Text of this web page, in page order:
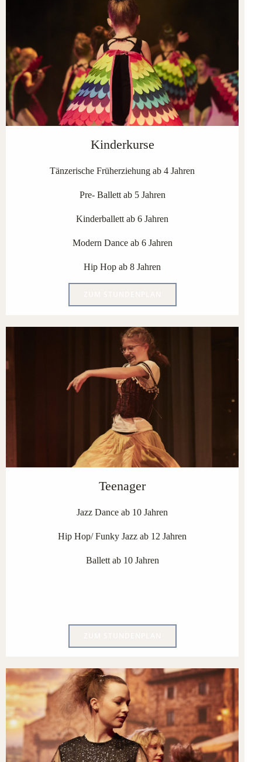
Kinderkurse
Tänzerische Früherziehung ab 4 Jahren
Pre- Ballett ab 5 Jahren
Kinderballett ab 6 Jahren
Modern Dance ab 6 Jahren
Hip Hop ab 8 Jahren
Teenager
Jazz Dance ab 10 Jahren
Hip Hop/ Funky Jazz ab 12 Jahren
Ballett ab 10 Jahren